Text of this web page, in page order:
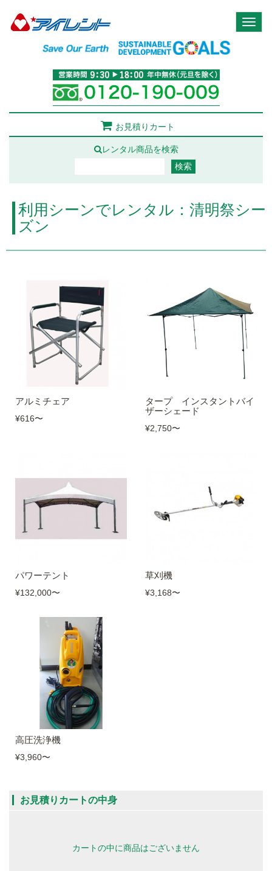
お見積りカート
レンタル商品を検索
利用シーンでレンタル：清明祭シー
ズン
アルミチェア
¥616〜
タープ インスタントバイ
ザーシェード
¥2,750〜
パワーテント
¥132,000〜
草刈機
¥3,168〜
高圧洗浄機
¥3,960〜
お見積りカートの中身
カートの中に商品はございません